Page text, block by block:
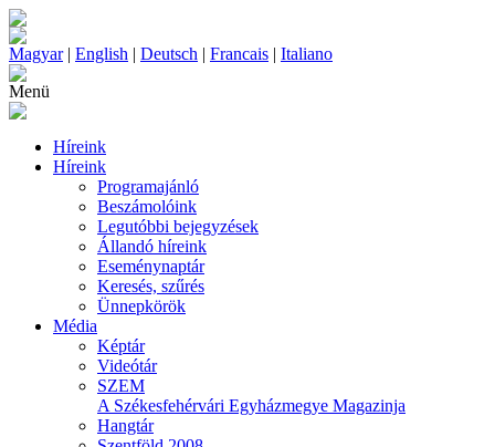
Magyar| English | Deutsch | Francais | Italiano
Menü
Híreink
Híreink
Programajánló
Beszámolóink
Legutóbbi bejegyzések
Állandó híreink
Eseménynaptár
Keresés, szűrés
Ünnepkörök
Média
Képtár
Videótár
SZEM
A Székesfehérvári Egyházmegye Magazinja
Hangtár